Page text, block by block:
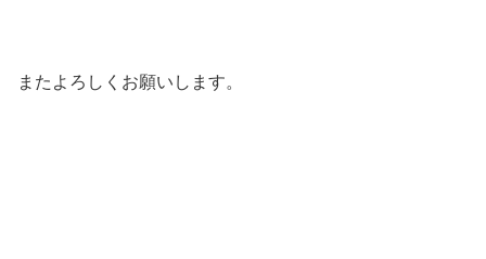
またよろしくお願いします。